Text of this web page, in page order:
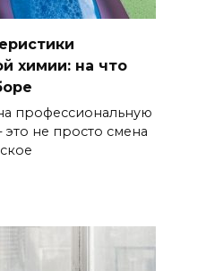
химии: на что
профессиональную
не просто смена